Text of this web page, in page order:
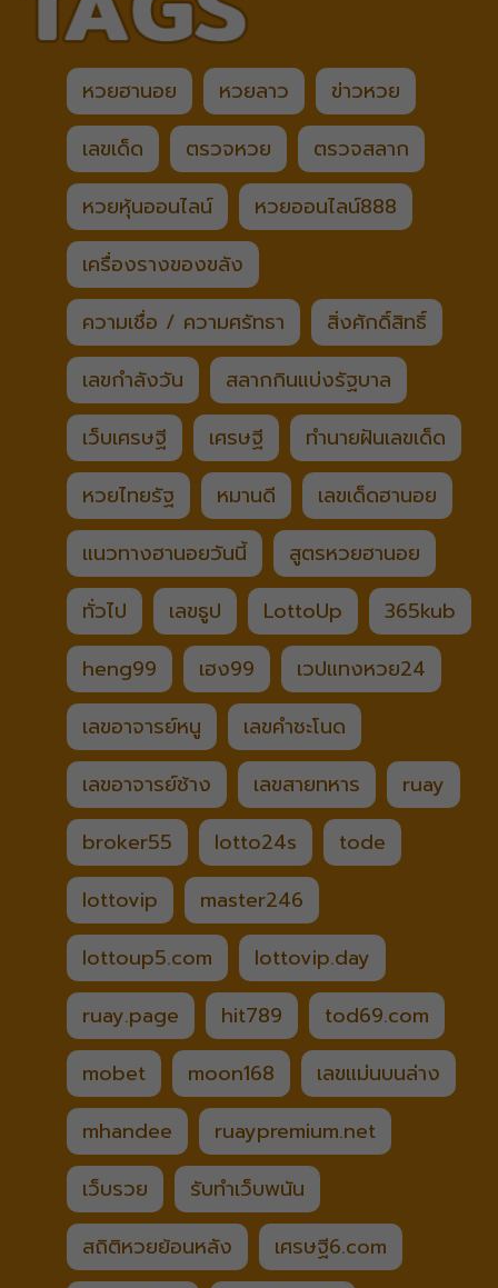
หวยฮานอย หวยลาว
ข่าวหวย
เลขเด็ด
ตรวจหวย
ตรวจสลาก
หวยหุ้นออนไลน์
หวยออนไลน์888
เครื่องรางของขลัง
ความเชื่อ / ความศรัทธา
สิ่งศักดิ์สิทธิ์
เลขกำลังวัน
สลากกินแบ่งรัฐบาล
เว็บเศรษฐี
เศรษฐี
ทำนายฝันเลขเด็ด
หวยไทยรัฐ
หมานดี
เลขเด็ดฮานอย
แนวทางฮานอยวันนี้
สูตรหวยฮานอย
ทั่วไป
เลขธูป LottoUp
365kub
heng99
เฮง99
เวปแทงหวย24
เลขอาจารย์หนู
เลขคำชะโนด
เลขอาจารย์ช้าง
เลขสายทหาร
ruay
broker55
lotto24s
tode
lottovip
master246
lottoup5.com
lottovip.day
ruay.page
hit789
tod69.com
mobet
moon168
เลขแม่นบนล่าง
mhandee
ruaypremium.net
เว็บรวย
รับทำเว็บพนัน
สถิติหวยย้อนหลัง
เศรษฐี6.com